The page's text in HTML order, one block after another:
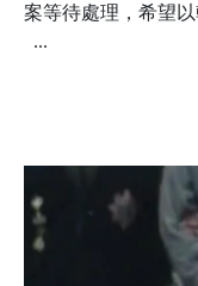
案等待處理，希望
...